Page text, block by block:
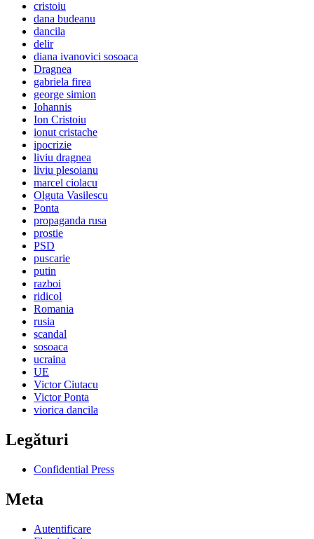
cristoiu
dana budeanu
dancila
delir
diana ivanovici sosoaca
Dragnea
gabriela firea
george simion
Iohannis
Ion Cristoiu
ionut cristache
ipocrizie
liviu dragnea
liviu plesoianu
marcel ciolacu
Olguta Vasilescu
Ponta
propaganda rusa
prostie
PSD
puscarie
putin
razboi
ridicol
Romania
rusia
scandal
sosoaca
ucraina
UE
Victor Ciutacu
Victor Ponta
viorica dancila
Legături
Confidential Press
Meta
Autentificare